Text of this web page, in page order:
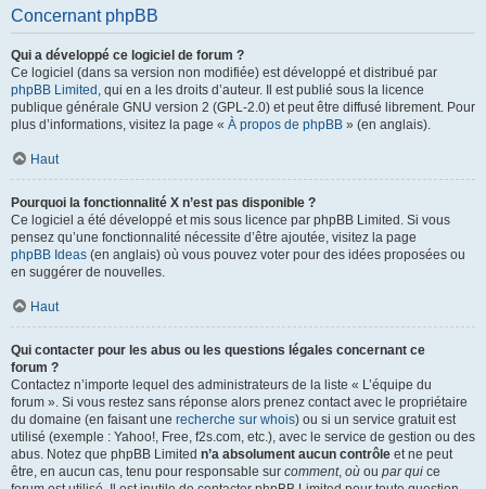
Concernant phpBB
Qui a développé ce logiciel de forum ?
Ce logiciel (dans sa version non modifiée) est développé et distribué par
phpBB Limited , qui en a les droits d’auteur. Il est publié sous la licence
publique générale GNU version 2 (GPL-2.0) et peut être diffusé librement. Pour
plus d’informations, visitez la page « À propos de phpBB » (en anglais).
Haut
Pourquoi la fonctionnalité X n’est pas disponible ?
Ce logiciel a été développé et mis sous licence par phpBB Limited. Si vous
pensez qu’une fonctionnalité nécessite d’être ajoutée, visitez la page
phpBB Ideas (en anglais) où vous pouvez voter pour des idées proposées ou
en suggérer de nouvelles.
Haut
Qui contacter pour les abus ou les questions légales concernant ce
forum ?
Contactez n’importe lequel des administrateurs de la liste « L’équipe du
forum ». Si vous restez sans réponse alors prenez contact avec le propriétaire
du domaine (en faisant une recherche sur whois) ou si un service gratuit est
utilisé (exemple : Yahoo!, Free, f2s.com, etc.), avec le service de gestion ou des
abus. Notez que phpBB Limited n’a absolument aucun contrôle et ne peut
être, en aucun cas, tenu pour responsable sur comment, où ou par qui ce